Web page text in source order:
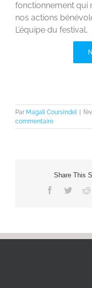
fonctionnement qui
nos actions
L’équipe du festival,
Par Magali Coursindel
commentaire
Share This
Facebook
Twitter